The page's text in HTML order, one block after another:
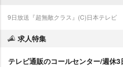
9日放送『超無敵クラス』(C)日本テレビ
求人特集
テレビ通販のコールセンター/週休